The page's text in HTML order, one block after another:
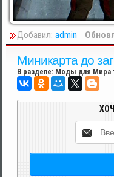
Добавил: admin
Миникарта до
В разделе: Моды для Мира